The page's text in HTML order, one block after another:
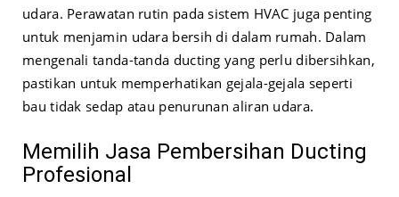
udara. Perawatan rutin pada sistem HVAC juga penting
untuk menjamin udara bersih di dalam rumah. Dalam
mengenali tanda-tanda ducting yang perlu dibersihkan,
pastikan untuk memperhatikan gejala-gejala seperti
bau tidak sedap atau penurunan aliran udara.
Memilih Jasa Pembersihan Ducting
Profesional